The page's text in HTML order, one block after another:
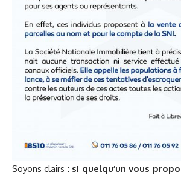
Soyons clairs : si quelqu’un vous